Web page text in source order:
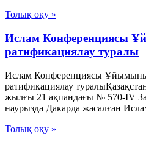
Толық оқу »
Ислам Конференциясы
ратификациялау туралы
Ислам Конференциясы
ратификациялау
жылғы 21 ақпандағы № 570-IV
наурызда Дакарда жасалған
Толық оқу »